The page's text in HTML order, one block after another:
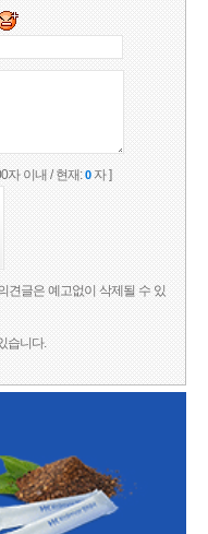
자 이내 / 현재:0자 ]
견글은 예고없이 삭제될 수 있
습니다.